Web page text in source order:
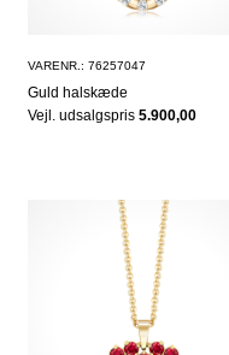
VARENR.: 76257047
Guld halskæde
Vejl. udsalgspris 5.900,00